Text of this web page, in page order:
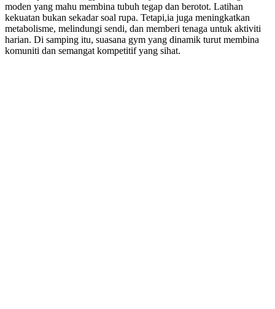
moden yang mahu membina tubuh tegap dan berotot. Latihan
kekuatan bukan sekadar soal rupa. Tetapi,ia juga meningkatkan
metabolisme, melindungi sendi, dan memberi tenaga untuk aktiviti
harian. Di samping itu, suasana gym yang dinamik turut membina
komuniti dan semangat kompetitif yang sihat.